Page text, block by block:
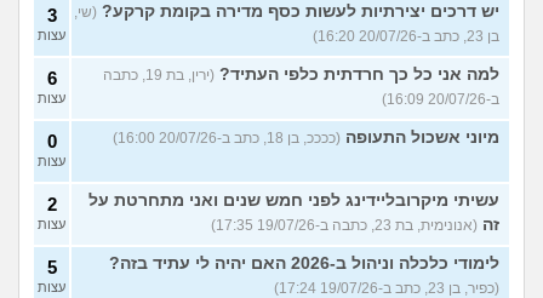
יש דרכים יצירתיות לעשות כסף מדירה בקומת קרקע? (שי,
בן 23, כתב ב-20/07/26 16:20)
3
עצות
למה אני כל כך חרדתית כלפי העתיד?
(ירין, בת 19, כתבה
ב-20/07/26 16:09)
6
עצות
מיוני אשכול התעופה (ככככ, בן 18, כתב ב-20/07/26 16:00) 0
עצות
עשיתי מיקרובליידינג לפני חמש שנים ואני מתחרטת על
זה (אנונימית, בת 23, כתבה ב-19/07/26 17:35)
2
עצות
לימודי כלכלה וניהול ב-2026 האם יהיה לי עתיד בזה?
(כפיר, בן 23, כתב ב-19/07/26 17:24)
5
עצות